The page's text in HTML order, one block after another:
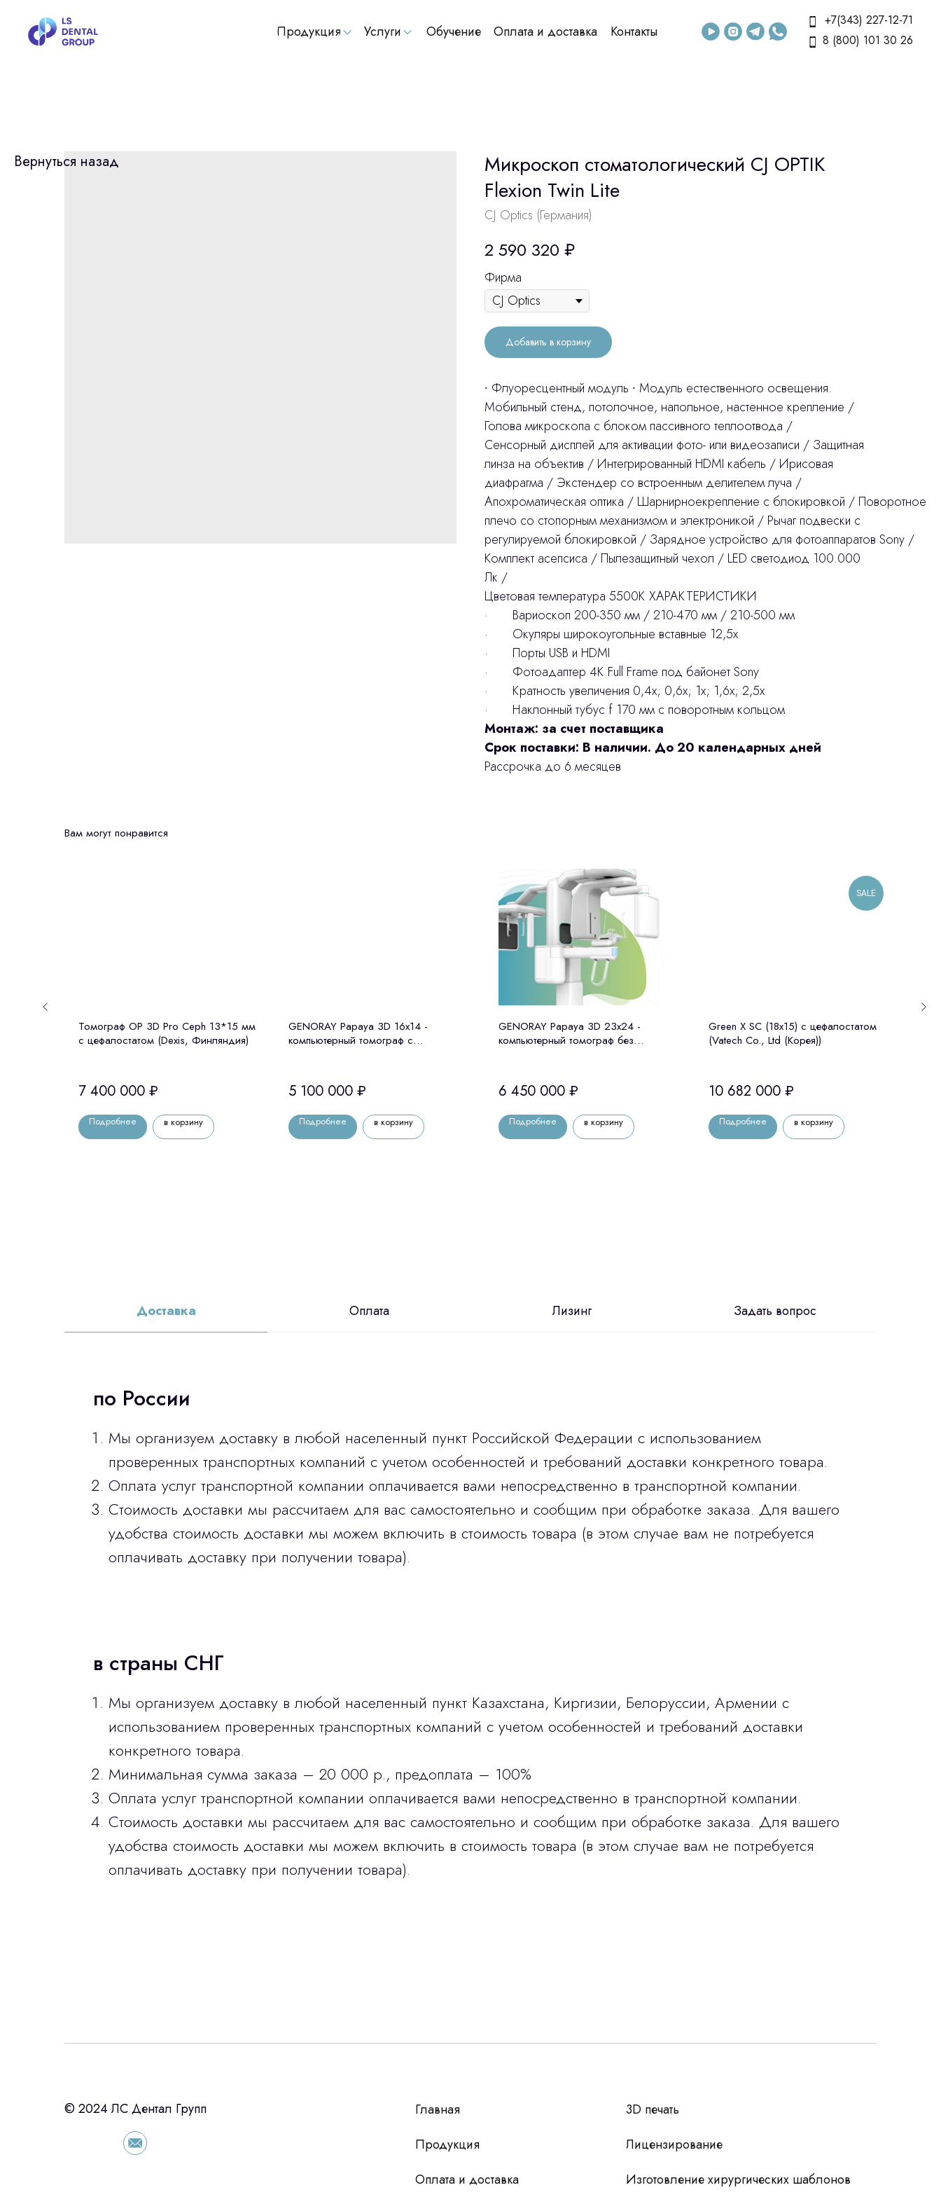
Обучение
Продукция Услуги Оплата и доставка Контакты
+7(343) 227-12-71
8 (800) 101 30 26
Вернуться назад
Микроскоп стоматологический CJ OPTIK
Flexion Twin Lite
CJ Optics (Германия)
2 590 320 ₽
Фирма
Добавить в корзину
∙ Флуоресцентный модуль ∙ Модуль естественного освещения.
Мобильный стенд, потолочное, напольное, настенное крепление /
Голова микроскопа с блоком пассивного теплоотвода /
Сенсорный дисплей для активации фото- или видеозаписи / Защитная
линза на объектив / Интегрированный HDMI кабель / Ирисовая
диафрагма / Экстендер со встроенным делителем луча /
Апохроматическая оптика / Шарнирноекрепление с блокировкой / Поворотное
плечо со стопорным механизмом и электроникой / Рычаг подвески с
регулируемой блокировкой / Зарядное устройство для фотоаппаратов Sony /
Комплект асепсиса / Пылезащитный чехол / LED cветодиод 100.000
Лк /
Цветовая температура 5500К ХАРАКТЕРИСТИКИ
· Вариоскоп 200-350 мм / 210-470 мм / 210-500 мм
· Окуляры широкоугольные вставные 12,5х
· Порты USB и HDMI
· Фотоадаптер 4К Full Frame под байонет Sony
· Кратность увеличения 0,4х; 0,6х; 1х; 1,6х; 2,5х
· Наклонный тубус f 170 мм с поворотным кольцом
Монтаж: за счет поставщика
Срок поставки: В наличии. До 20 календарных дней
Рассрочка до 6 месяцев
Вам могут понравится
Томограф OP 3D Pro Ceph 13*15 мм
с цефалостатом (Dexis, Финляндия)
7 400 000 ₽
Подробнее в корзину
GENORAY Papaya 3D 16x14 -
компьютерный томограф с
5 100 000 ₽
Подробнее в корзину
GENORAY Papaya 3D 23x24 -
компьютерный томограф без
6 450 000 ₽
Подробнее в корзину
SALE
Green X SC (18x15) c цефалостатом
(Vatech Co., Ltd (Корея))
10 682 000 ₽
Подробнее в корзину
Доставка Оплата Лизинг Задать вопрос
по России
Мы организуем доставку в любой населенный пункт Российской Федерации с использованием
проверенных транспортных компаний с учетом особенностей и требований доставки конкретного товара.
Оплата услуг транспортной компании оплачивается вами непосредственно в транспортной компании.
Стоимость доставки мы рассчитаем для вас самостоятельно и сообщим при обработке заказа. Для вашего
удобства стоимость доставки мы можем включить в стоимость товара (в этом случае вам не потребуется
оплачивать доставку при получении товара).
в страны СНГ
Мы организуем доставку в любой населенный пункт Казахстана, Киргизии, Белоруссии, Армении с
использованием проверенных транспортных компаний с учетом особенностей и требований доставки
конкретного товара.
Минимальная сумма заказа – 20 000 р., предоплата – 100%
Оплата услуг транспортной компании оплачивается вами непосредственно в транспортной компании.
Стоимость доставки мы рассчитаем для вас самостоятельно и сообщим при обработке заказа. Для вашего
удобства стоимость доставки мы можем включить в стоимость товара (в этом случае вам не потребуется
оплачивать доставку при получении товара).
Остались вопросы
с помощью нашего партнера ООО «Уралпромлизинг»
подберем выгодные условия по лизингу
оборудования, просто оставьте контакты чтобы мы
© 2024 ЛС Дентал Групп
Главная
Продукция
3D печать
Лицензирование
Изготовление хирургических шаблонов
Оплата и доставка